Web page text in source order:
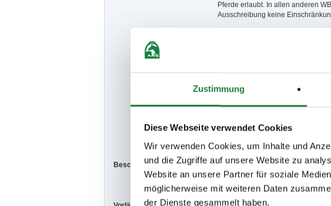
Zustimmung
Diese Webseite verwendet Cookies
Wir verwenden Cookies, um Inhalte und
und die Zugriffe auf unsere Website zu
Website an unsere Partner für soziale
möglicherweise mit weiteren Daten
der Dienste gesammelt haben.
Pferde erlaubt. In allen anderen
Ausschreibung keine
sowie Sachschäden, die aus
die Benutzung der Einrichtungen
persönlich haftbar für Schäden
Beauftragten oder ihre Pferde
- In den Prüfungen 6-12 ist ein
Beschaffenheit der Plätze: Prüfungsplatz Halle 20x50 m,